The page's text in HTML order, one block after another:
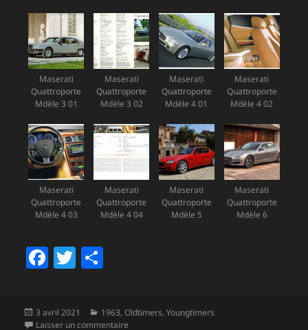
Maserati
Quattroporte
Mdèle 3 01
Maserati
Quattroporte
Mdèle 3 02
Maserati
Quattroporte
Mdèle 4 01
Maserati
Quattroporte
Mdèle 4 02
Maserati
Quattroporte
Mdèle 4 03
Maserati
Quattroporte
Mdèle 4 04
Maserati
Quattroporte
Mdèle 5
Maserati
Quattroporte
Mdèle 6
F
a
e
T
w
era
Publié
le
3 avril 2021 Catégories
1963,Oldtimers,Youngtimers
Laisser un commentaire